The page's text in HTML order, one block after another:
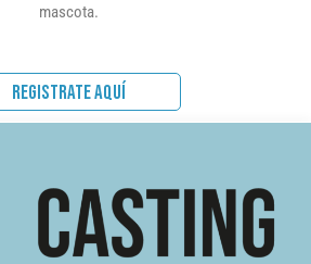
mascota.
REGISTRATE AQUÍ